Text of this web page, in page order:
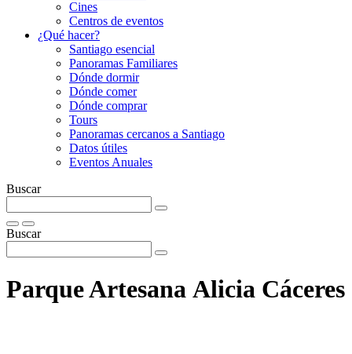
Cines
Centros de eventos
¿Qué hacer?
Santiago esencial
Panoramas Familiares
Dónde dormir
Dónde comer
Dónde comprar
Tours
Panoramas cercanos a Santiago
Datos útiles
Eventos Anuales
Buscar
Buscar
Parque Artesana Alicia Cáceres